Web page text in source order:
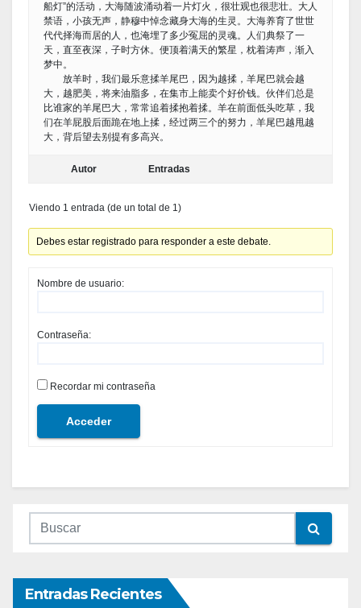
船灯”的活动，大海随波涌动着一片灯火，很壮观也很悲壮。大人
禁语，小孩无声，静穆中悼念藏身大海的生灵。大海养育了世世
代代择海而居的人，也淹埋了多少冤屈的灵魂。人们典祭了一
天，直至夜深，子时方休。便顶着满天的繁星，枕着涛声，渐入
梦中。
放羊时，我们最乐意揉羊尾巴，因为越揉，羊尾巴就会越
大，越肥美，将来油脂多，在集市上能卖个好价钱。伙伴们总是
比谁家的羊尾巴大，常常追着揉抱着揉。羊在前面低头吃草，我
们在羊屁股后面跪在地上揉，经过两三个的努力，羊尾巴越甩越
大，背后望去别提有多高兴。
Autor Entradas
Viendo 1 entrada (de un total de 1)
Debes estar registrado para responder a este debate.
Nombre de usuario:
Contraseña:
Recordar mi contraseña
Acceder
Entradas Recientes